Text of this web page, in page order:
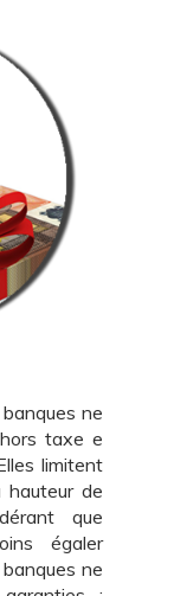
ne
taxe e
limitent
hauteur de
que
égaler
ne